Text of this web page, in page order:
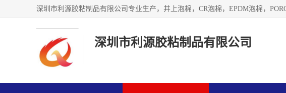
深圳市利源胶粘制品有限公司